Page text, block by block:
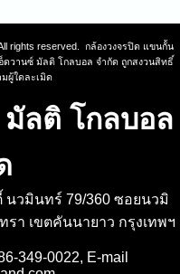
rights reserved. กล้องวงจรปิด แขนกั้น
วานซ์ มัลติ โกลบอล จำกัด ถูกสงวนสิทธิ์
ผู้ใดละเมิด
ลติ โกลบอล
นวมินทร์ 79/360 ซอยนวมิ
า เขตคันนายาว กรุงเทพฯ
349-0022, E-mail